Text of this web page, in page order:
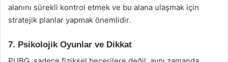
alanını sürekli kontrol etmek ve bu alana ulaşmak için
stratejik planlar yapmak önemlidir.
7. Psikolojik Oyunlar ve Dikkat